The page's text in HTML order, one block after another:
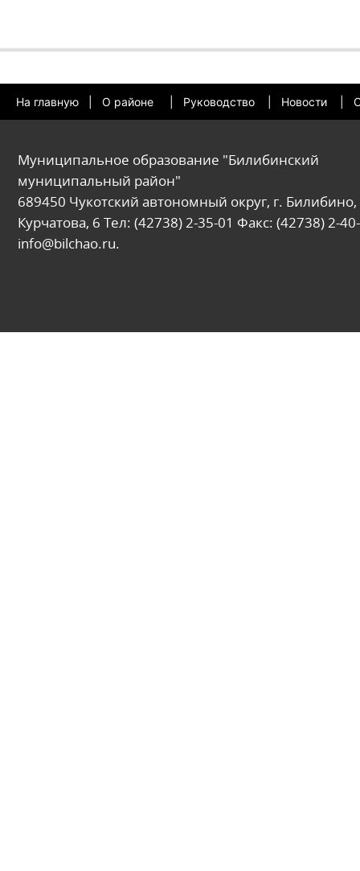
На главную О районе Руководство Новости
Муниципальное образование "Билибинский
муниципальный район"
689450 Чукотский автономный округ, г. Билибино,
Курчатова, 6 Тел: (42738) 2-35-01 Факс: (42738) 2-
info@bilchao.ru.